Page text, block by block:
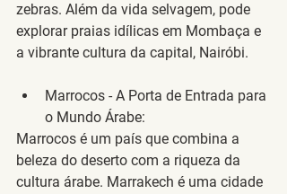
zebras. Além da vida selvagem, pode
explorar praias idílicas em Mombaça e
a vibrante cultura da capital, Nairóbi.
Marrocos - A Porta de Entrada para
o Mundo Árabe:
Marrocos é um país que combina a
beleza do deserto com a riqueza da
cultura árabe. Marrakech é uma cidade